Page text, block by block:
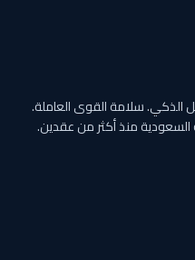
الذكي. سلامة القوى العاملة.
السعودية منذ أكثر من عقدين.